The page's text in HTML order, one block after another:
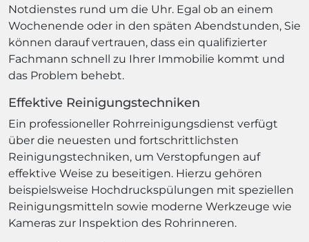
Notdienstes rund um die Uhr. Egal ob an einem
Wochenende oder in den späten Abendstunden, Sie
können darauf vertrauen, dass ein qualifizierter
Fachmann schnell zu Ihrer Immobilie kommt und
das Problem behebt.
Effektive Reinigungstechniken
Ein professioneller Rohrreinigungsdienst verfügt
über die neuesten und fortschrittlichsten
Reinigungstechniken, um Verstopfungen auf
effektive Weise zu beseitigen. Hierzu gehören
beispielsweise Hochdruckspülungen mit speziellen
Reinigungsmitteln sowie moderne Werkzeuge wie
Kameras zur Inspektion des Rohrinneren.